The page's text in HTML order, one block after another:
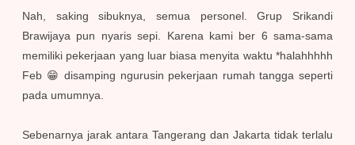
Nah, saking sibuknya, semua personel. Grup Srikandi
Brawijaya pun nyaris sepi. Karena kami ber 6 sama-sama
memiliki pekerjaan yang luar biasa menyita waktu *halahhhhh
Feb 😁 disamping ngurusin pekerjaan rumah tangga seperti
pada umumnya.
Sebenarnya jarak antara Tangerang dan Jakarta tidak terlalu